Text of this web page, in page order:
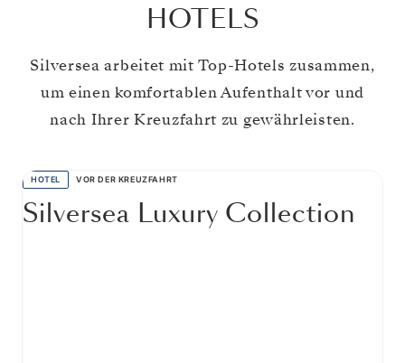
HOTELS
Silversea arbeitet mit Top-Hotels zusammen,
um einen komfortablen Aufenthalt vor und
nach Ihrer Kreuzfahrt zu gewährleisten.
HOTEL VOR DER KREUZFAHRT
Silversea Luxury Collection